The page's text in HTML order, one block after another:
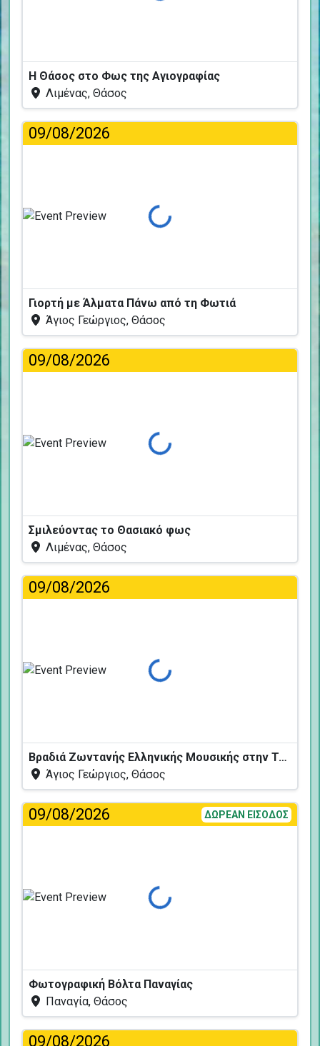
Η Θάσος στο Φως της Αγιογραφίας
Λιμένας, Θάσος
09/08/2026
Φόρτωση...
Γιορτή με Άλματα Πάνω από τη Φωτιά
Άγιος Γεώργιος, Θάσος
09/08/2026
Φόρτωση...
Σμιλεύοντας το Θασιακό φως
Λιμένας, Θάσος
09/08/2026
Φόρτωση...
Βραδιά Ζωντανής Ελληνικής Μουσικής στην Ταβέρνα Κελάρι
Άγιος Γεώργιος, Θάσος
09/08/2026 ΔΩΡΕΑΝ ΕΙΣΟΔΟΣ
Φόρτωση...
Φωτογραφική Βόλτα Παναγίας
Παναγία, Θάσος
09/08/2026